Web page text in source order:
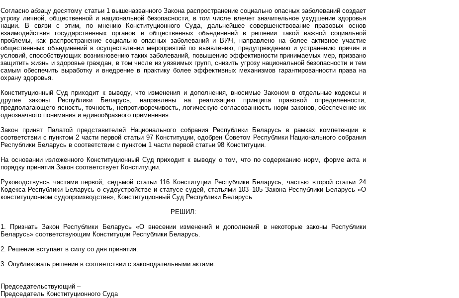
Согласно абзацу десятому статьи 1 вышеназванного Закона распространение социально опасных заболеваний создает
угрозу личной, общественной и национальной безопасности, в том числе влечет значительное ухудшение здоровья
нации. В связи с этим, по мнению Конституционного Суда, дальнейшее совершенствование правовых основ
взаимодействия государственных органов и общественных объединений в решении такой важной социальной
проблемы, как распространение социально опасных заболеваний и ВИЧ, направлено на более активное участие
общественных объединений в осуществлении мероприятий по выявлению, предупреждению и устранению причин и
условий, способствующих возникновению таких заболеваний, повышению эффективности принимаемых мер, призвано
защитить жизнь и здоровье граждан, в том числе из уязвимых групп, снизить угрозу национальной безопасности и тем
самым обеспечить выработку и внедрение в практику более эффективных механизмов гарантированности права на
охрану здоровья.
Конституционный Суд приходит к выводу, что изменения и дополнения, вносимые Законом в отдельные кодексы и
другие законы Республики Беларусь, направлены на реализацию принципа правовой определенности,
предполагающего ясность, точность, непротиворечивость, логическую согласованность норм законов, обеспечение их
однозначного понимания и единообразного применения.
Закон принят Палатой представителей Национального собрания Республики Беларусь в рамках компетенции в
соответствии с пунктом 2 части первой статьи 97 Конституции, одобрен Советом Республики Национального собрания
Республики Беларусь в соответствии с пунктом 1 части первой статьи 98 Конституции.
На основании изложенного Конституционный Суд приходит к выводу о том, что по содержанию норм, форме акта и
порядку принятия Закон соответствует Конституции.
Руководствуясь частями первой, седьмой статьи 116 Конституции Республики Беларусь, частью второй статьи 24
Кодекса Республики Беларусь о судоустройстве и статусе судей, статьями 103–105 Закона Республики Беларусь «О
конституционном судопроизводстве», Конституционный Суд Республики Беларусь
РЕШИЛ:
1. Признать Закон Республики Беларусь «О внесении изменений и дополнений в некоторые законы Республики
Беларусь» соответствующим Конституции Республики Беларусь.
2. Решение вступает в силу со дня принятия.
3. Опубликовать решение в соответствии с законодательными актами.
Председательствующий –
Председатель Конституционного Суда